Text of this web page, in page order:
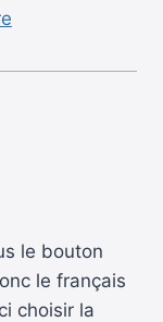
le bouton
le français
choisir la